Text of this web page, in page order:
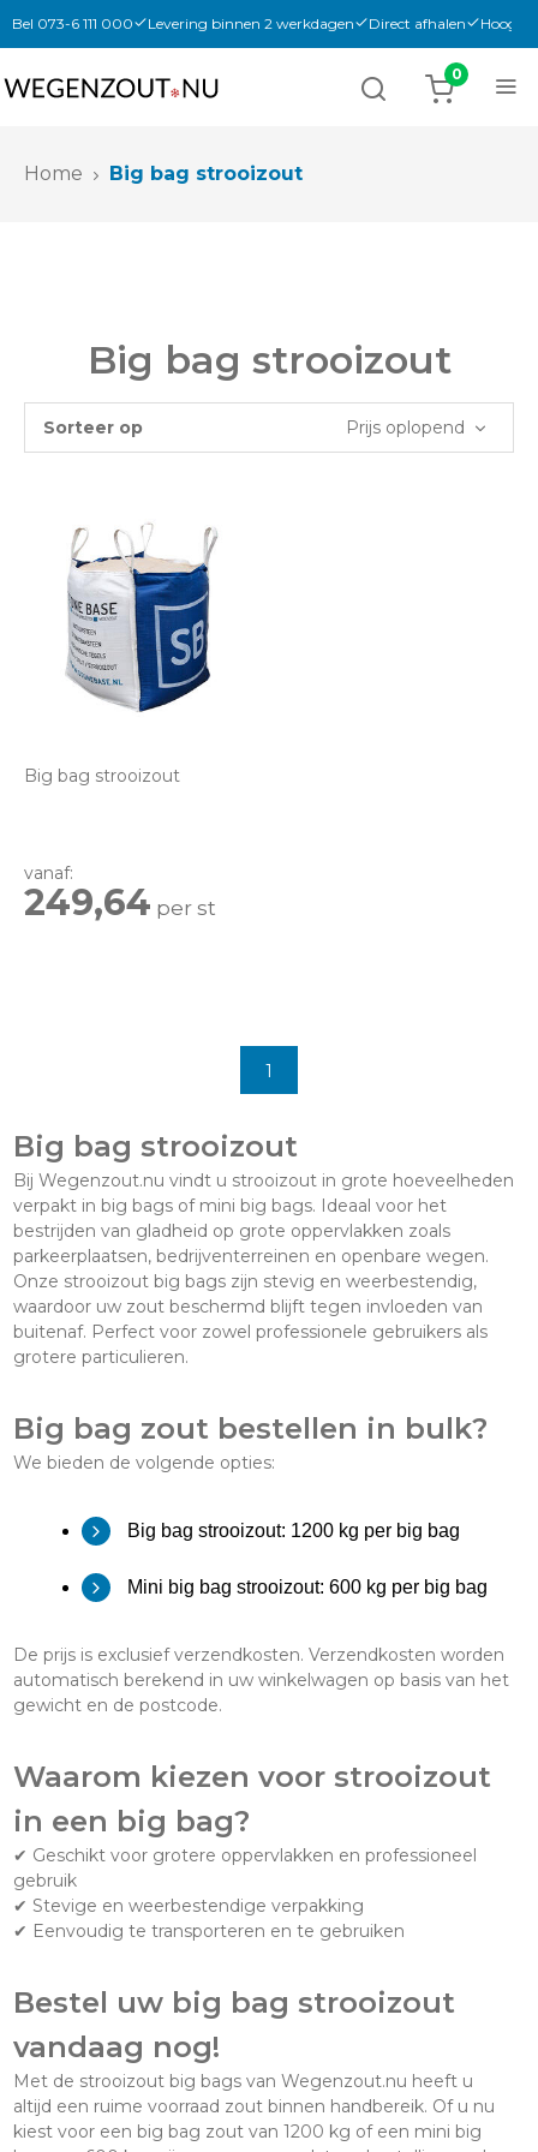
Bel 073-6 111 000 Levering binnen 2 werkdagen Direct afhalen
Home Big bag strooizout
Big bag strooizout
Sorteer op Prijs oplopend
Big bag strooizout
vanaf:
249,64 per st
1
Big bag strooizout
Bij Wegenzout.nu vindt u strooizoutin grote hoeveelheden
verpakt in big bags of mini big bags. Ideaal voor het
bestrijden van gladheid op grote oppervlakken zoals
parkeerplaatsen, bedrijventerreinen en openbare wegen.
Onze strooizout big bags zijn stevig en weerbestendig,
waardoor uw zout beschermd blijft tegen invloeden van
buitenaf. Perfect voor zowel professionele gebruikers als
grotere particulieren.
Big bag zout bestellen in bulk?
We bieden de volgende opties:
Big bag strooizout: 1200 kg per big bag
Mini big bag strooizout: 600 kg per big bag
De prijs is exclusief verzendkosten. Verzendkosten worden
automatisch berekend in uw winkelwagen op basis van het
gewicht en de postcode.
Waarom kiezen voor strooizout
in een big bag?
✔ Geschikt voor grotere oppervlakken en professioneel
gebruik
✔ Stevige en weerbestendige verpakking
✔ Eenvoudig te transporteren en te gebruiken
Bestel uw big bag strooizout
vandaag nog!
Met de strooizout big bags van Wegenzout.nu heeft u
altijd een ruime voorraad zout binnen handbereik. Of u nu
kiest voor een big bag zout van 1200 kg of een mini big